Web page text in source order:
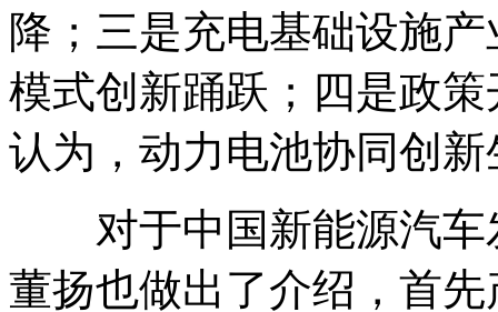
降；三是充电基础设施
模式创新踊跃；四是政
认为，动力电池协同创
对于中国新能源汽车
董扬也做出了介绍，首